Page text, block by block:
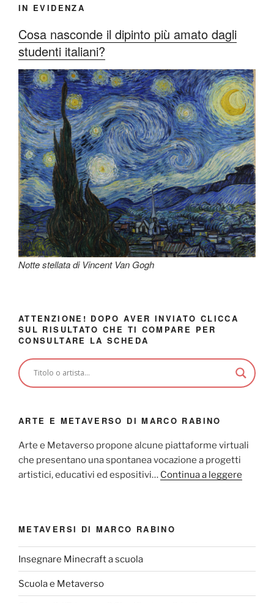
IN EVIDENZA
Cosa nasconde il dipinto più amato dagli
studenti italiani?
Notte stellata di Vincent Van Gogh
ATTENZIONE! DOPO AVER INVIATO CLICCA
SUL RISULTATO CHE TI COMPARE PER
CONSULTARE LA SCHEDA
ARTE E METAVERSO DI MARCO RABINO
Arte e Metaverso propone alcune piattaforme virtuali
che presentano una spontanea vocazione a progetti
artistici, educativi ed espositivi… Continua a leggere
METAVERSI DI MARCO RABINO
Insegnare Minecraft a scuola
Scuola e Metaverso